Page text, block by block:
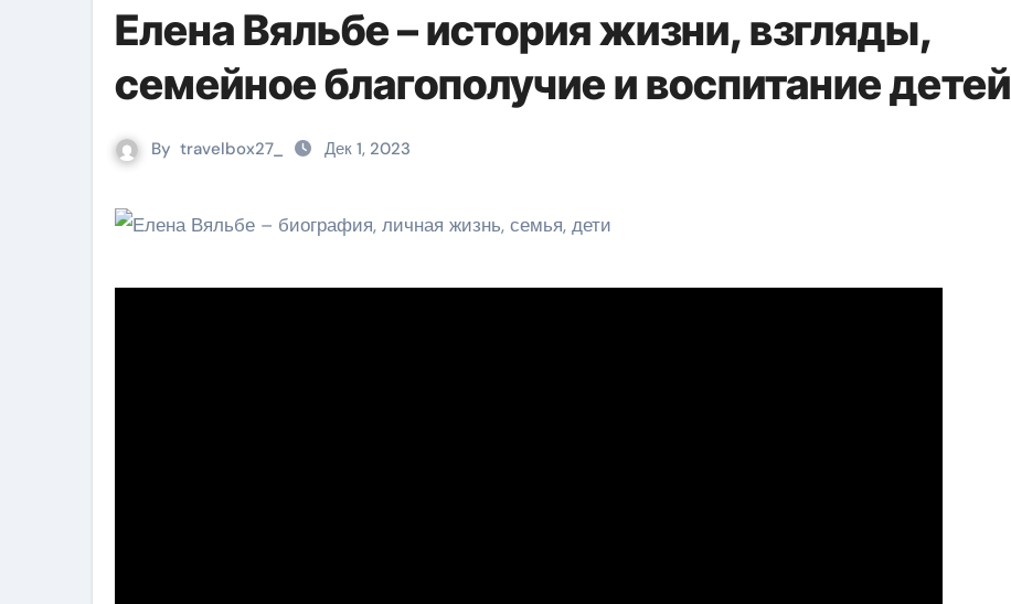
Елена Вяльбе – история жизни, взгляды,
семейное благополучие и воспитание детей
By travelbox27_ Дек 1, 2023